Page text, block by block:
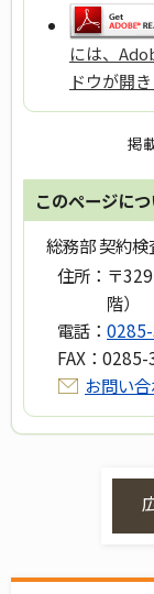
には、
ドウが開き
掲
このページに
総務部 契約検
住所： 〒
階）
電話：
FAX： 0285-
お問い